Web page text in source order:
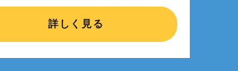
詳しく見る